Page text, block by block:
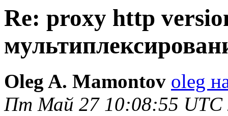
Re: proxy http
Oleg A. Mamontov oleg
Пт Май 27 10:08:55 UTC